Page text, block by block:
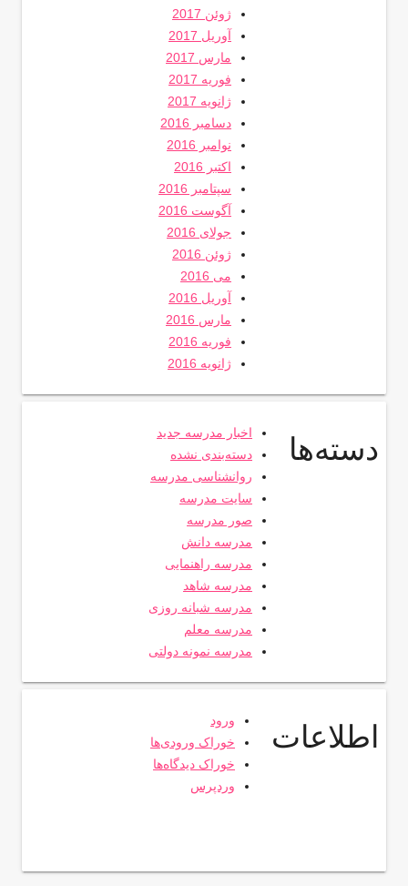
ژوئن 2017
آوریل 2017
مارس 2017
فوریه 2017
ژانویه 2017
دسامبر 2016
نوامبر 2016
اکتبر 2016
سپتامبر 2016
آگوست 2016
جولای 2016
ژوئن 2016
می 2016
آوریل 2016
مارس 2016
فوریه 2016
ژانویه 2016
دسته‌ها
اخبار مدرسه جدید
دسته‌بندی نشده
روانشناسی مدرسه
سایت مدرسه
صور مدرسه
مدرسه دانش
مدرسه راهنمایی
مدرسه شاهد
مدرسه شبانه روزی
مدرسه معلم
مدرسه نمونه دولتی
اطلاعات
ورود
خوراک ورودی‌ها
خوراک دیدگاه‌ها
وردپرس